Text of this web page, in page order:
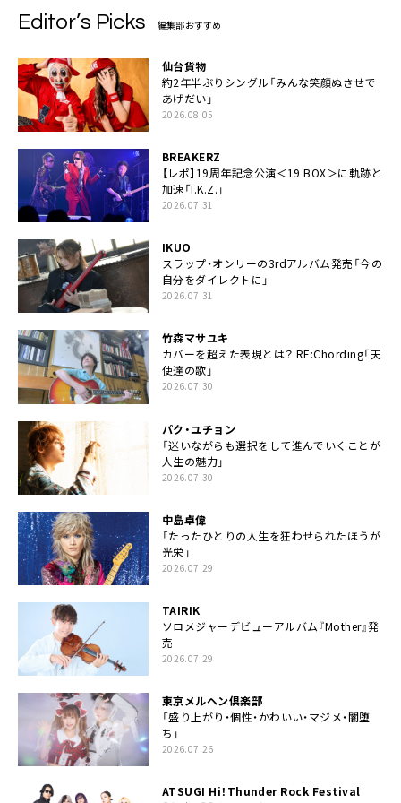
Editor’s Picks 編集部おすすめ
仙台貨物
約2年半ぶりシングル「みんな笑顔ぬさせで
あげだい」
2026.08.05
BREAKERZ
【レポ】19周年記念公演＜19 BOX＞に軌跡と
加速「I.K.Z.」
2026.07.31
IKUO
スラップ・オンリーの3rdアルバム発売「今の
自分をダイレクトに」
2026.07.31
竹森マサユキ
カバーを超えた表現とは？ RE:Chording「天
使達の歌」
2026.07.30
パク・ユチョン
「迷いながらも選択をして進んでいくことが
人生の魅力」
2026.07.30
中島卓偉
「たったひとりの人生を狂わせられたほうが
光栄」
2026.07.29
TAIRIK
ソロメジャーデビューアルバム『Mother』発
売
2026.07.29
東京メルヘン倶楽部
「盛り上がり・個性・かわいい・マジメ・闇堕
ち」
2026.07.26
ATSUGI Hi！Thunder Rock Festival